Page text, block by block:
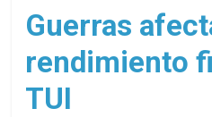
cruceros
en
un
Guerras
rendimiento
TUI